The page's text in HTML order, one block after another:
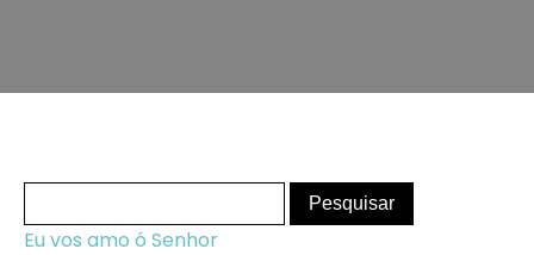
Eu vos amo ó Senhor